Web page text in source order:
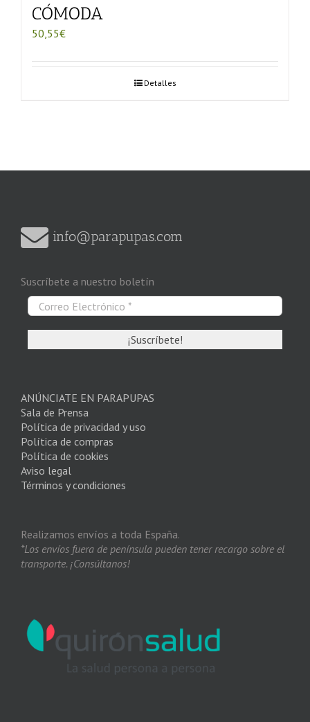
CÓMODA
50,55€
Detalles
info@parapupas.com
Suscríbete a nuestro boletín
ANÚNCIATE EN PARAPUPAS
Sala de Prensa
Política de privacidad y uso
Política de compras
Política de cookies
Aviso legal
Términos y condiciones
Realizamos envíos a toda España.
*Los envíos fuera de península pueden tener recargo sobre el
transporte. ¡Consúltanos!